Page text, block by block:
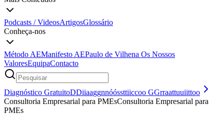
Podcasts / VideosArtigosGlossário
Conheça-nos
Método AEManifesto AEPaulo de Vilhena Os Nossos
ValoresEquipaContacto
Diagnóstico GratuitoDDiiaaggnnóóssttiiccoo GGrraattuuiittoo
Consultoria Empresarial para PMEsConsultoria Empresarial para
PMEs